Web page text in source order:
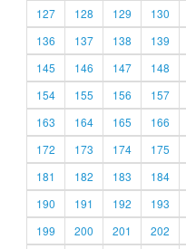
127
128 129 130
136
137 138 139
145
146 147 148
154
155 156 157
163
164 165 166
172
173 174 175
181
182 183 184
190
191 192 193
199
200 201 202